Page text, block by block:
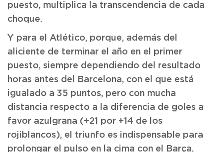
puesto, multiplica la transcendencia de cada
choque.
Y para el Atlético, porque, además del
aliciente de terminar el año en el primer
puesto, siempre dependiendo del resultado
horas antes del Barcelona, con el que está
igualado a 35 puntos, pero con mucha
distancia respecto a la diferencia de goles a
favor azulgrana (+21 por +14 de los
rojiblancos), el triunfo es indispensable para
prolongar el pulso en la cima con el Barça,